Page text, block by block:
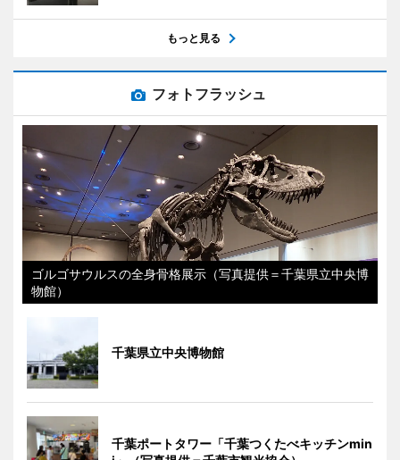
もっと見る
フォトフラッシュ
ゴルゴサウルスの全身骨格展示（写真提供＝千葉県立中央博
物館）
千葉県立中央博物館
千葉ポートタワー「千葉つくたべキッチンmin